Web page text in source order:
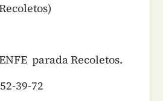
parada Recoletos.
39-72